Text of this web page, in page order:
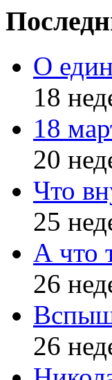
О
18
18
20
Что
25
А что
26
26